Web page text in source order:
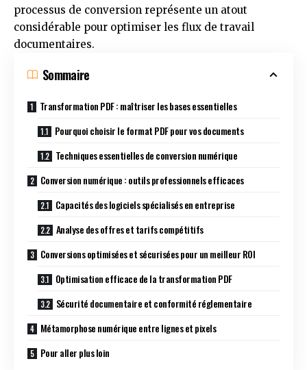
processus de conversion représente un atout
considérable pour optimiser les flux de travail
documentaires.
Sommaire
Transformation PDF : maîtriser les bases essentielles
Pourquoi choisir le format PDF pour vos documents
Techniques essentielles de conversion numérique
Conversion numérique : outils professionnels efficaces
Capacités des logiciels spécialisés en entreprise
Analyse des offres et tarifs compétitifs
Conversions optimisées et sécurisées pour un meilleur ROI
Optimisation efficace de la transformation PDF
Sécurité documentaire et conformité réglementaire
Métamorphose numérique entre lignes et pixels
Pour aller plus loin